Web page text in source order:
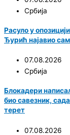
Србија
Расуло у
Ђурић најавио
07.08.2026
Србија
Блокадери
био савезник,
терет
07.08.2026